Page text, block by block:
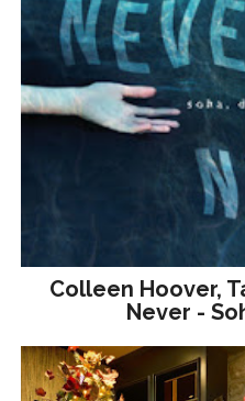
Colleen Hoover,
Never -